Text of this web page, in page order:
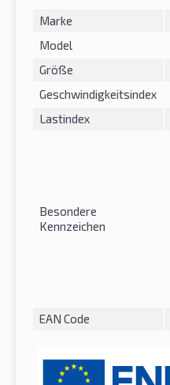
Marke
Model
Größe
Geschwindigkeitsindex
Lastindex
Besondere
Kennzeichen
EAN Code